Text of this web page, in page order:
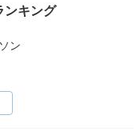
ンキング
ン